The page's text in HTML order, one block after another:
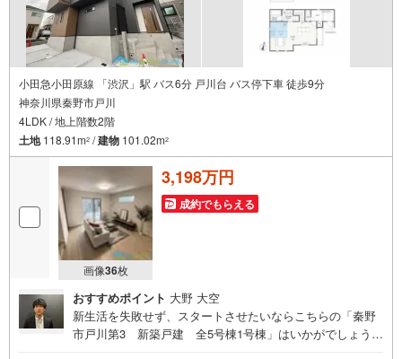
小田急小田原線 「渋沢」駅 バス6分 戸川台 バス停下車 徒歩9分
神奈川県秦野市戸川
4LDK / 地上階数2階
土地118.91m2 /建物 101.02m2
画像36枚
3,198万円
成約でもらえる
おすすめポイント 大野 大空
新生活を失敗せず、スタートさせたいならこちらの「秦野
市戸川第3 新築戸建 全5号棟1号棟」はいかがでしょう